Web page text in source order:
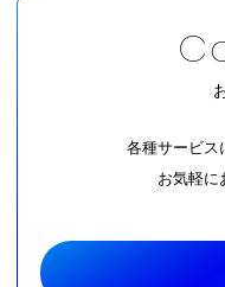
C
各種サービス
お気軽に